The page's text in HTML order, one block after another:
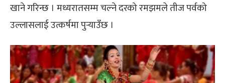
खाने गरिन्छ । मध्यरातसम्म चल्ने दरको रमझमले तीज पर्वको
उल्लासलाई उत्कर्षमा पुर्‍याउँछ ।